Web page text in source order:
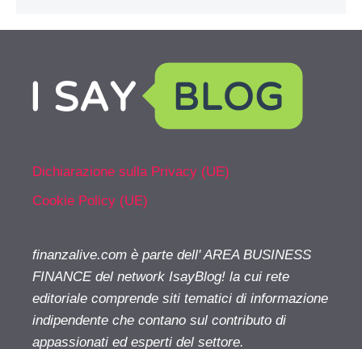
Dichiarazione sulla Privacy (UE)
Cookie Policy (UE)
finanzalive.com è parte dell' AREA BUSINESS
FINANCE del network IsayBlog! la cui rete
editoriale comprende siti tematici di informazione
indipendente che contano sul contributo di
appassionati ed esperti del settore.